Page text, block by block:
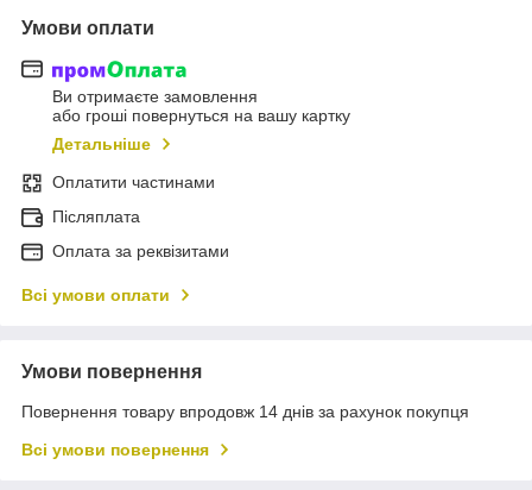
Умови оплати
Ви отримаєте замовлення
або гроші повернуться на вашу картку
Детальніше
Оплатити частинами
Післяплата
Оплата за реквізитами
Всі умови оплати
Умови повернення
Повернення товару впродовж 14 днів за рахунок покупця
Всі умови повернення